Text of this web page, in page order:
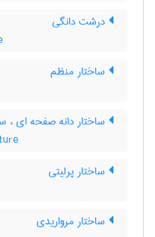
درشت دانگی
ساختار منظم
ساختار دانه صفحه ای ،
ساختار پرلیتی
ساختار مرواریدی